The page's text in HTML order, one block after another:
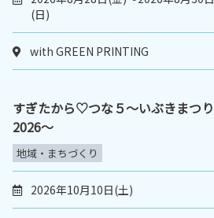
(日)
with GREEN PRINTING
すぎたから♡つな５～いぶきまつり
2026～
地域・まちづくり
2026年10月10日(土)